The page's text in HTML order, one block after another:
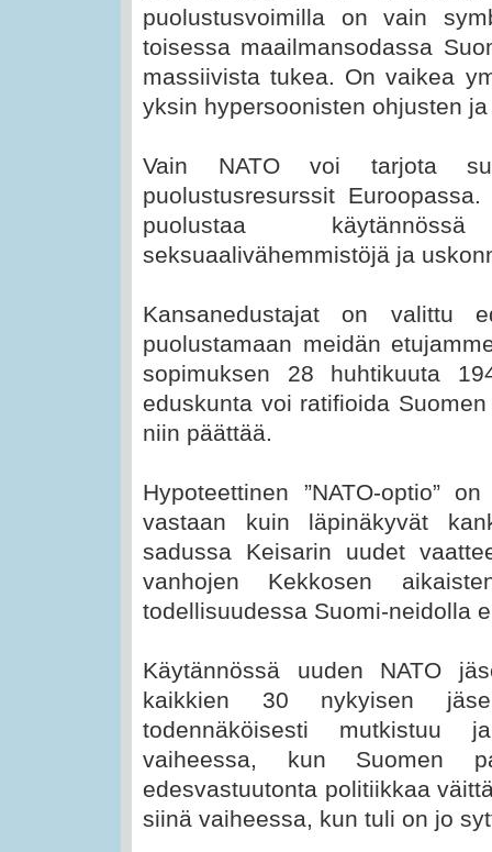
puolustusvoimilla on vain
toisessa maailmansodassa
massiivista tukea. On vaikea
yksin hypersoonisten ohjusten
Vain NATO voi tarjota
puolustusresurssit
puolustaa
seksuaalivähemmistöjä ja
Kansanedustajat on valittu
puolustamaan meidän
sopimuksen 28 huhtikuuta
eduskunta voi ratifioida
niin päättää.
Hypoteettinen ”NATO-optio”
vastaan kuin läpinäkyvät
sadussa Keisarin uudet
vanhojen Kekkosen
todellisuudessa Suomi-neidolla
Käytännössä uuden NATO
kaikkien 30 nykyisen
todennäköisesti mutkistuu
vaiheessa, kun Suomen
edesvastuutonta politiikkaa
siinä vaiheessa, kun tuli on jo